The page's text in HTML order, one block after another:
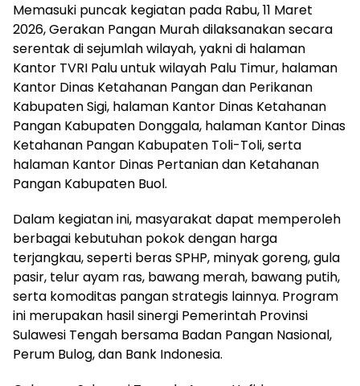
Memasuki puncak kegiatan pada Rabu, 11 Maret
2026, Gerakan Pangan Murah dilaksanakan secara
serentak di sejumlah wilayah, yakni di halaman
Kantor TVRI Palu untuk wilayah Palu Timur, halaman
Kantor Dinas Ketahanan Pangan dan Perikanan
Kabupaten Sigi, halaman Kantor Dinas Ketahanan
Pangan Kabupaten Donggala, halaman Kantor Dinas
Ketahanan Pangan Kabupaten Toli-Toli, serta
halaman Kantor Dinas Pertanian dan Ketahanan
Pangan Kabupaten Buol.
Dalam kegiatan ini, masyarakat dapat memperoleh
berbagai kebutuhan pokok dengan harga
terjangkau, seperti beras SPHP, minyak goreng, gula
pasir, telur ayam ras, bawang merah, bawang putih,
serta komoditas pangan strategis lainnya. Program
ini merupakan hasil sinergi Pemerintah Provinsi
Sulawesi Tengah bersama Badan Pangan Nasional,
Perum Bulog, dan Bank Indonesia.